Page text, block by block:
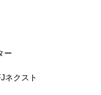
ー
ネクスト